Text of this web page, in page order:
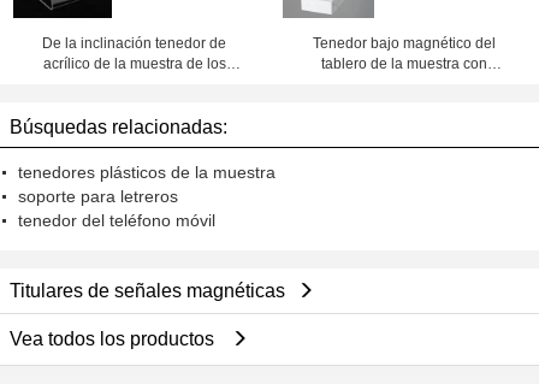
De la inclinación tenedor de
acrílico de la muestra de los
Tenedor bajo magnético del
tablero de la muestra con
Búsquedas relacionadas:
tenedores plásticos de la muestra
soporte para letreros
tenedor del teléfono móvil
Titulares de señales magnéticas
Vea todos los productos